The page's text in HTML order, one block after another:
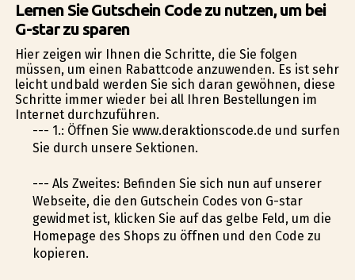
Lernen Sie Gutschein Code zu nutzen, um bei
G-star zu sparen
Hier zeigen wir Ihnen die Schritte, die Sie folgen
müssen, um einen Rabattcode anzuwenden. Es ist sehr
leicht undbald werden Sie sich daran gewöhnen, diese
Schritte immer wieder bei all Ihren Bestellungen im
Internet durchzuführen.
--- 1.: Öffnen Sie www.deraktionscode.de und surfen
Sie durch unsere Sektionen.
--- Als Zweites: Befinden Sie sich nun auf unserer
Webseite, die den Gutschein Codes von G-star
gewidmet ist, klicken Sie auf das gelbe Feld, um die
Homepage des Shops zu öffnen und den Code zu
kopieren.